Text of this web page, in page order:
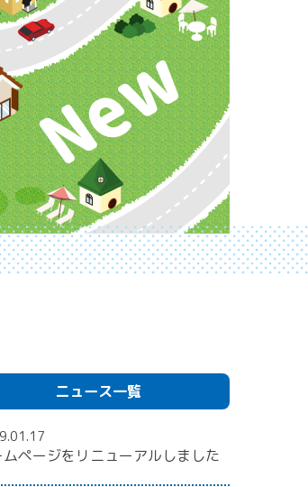
ニュース一覧
ムページをリニューアルしました